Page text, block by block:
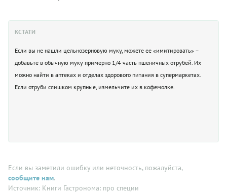
КСТАТИ
Если вы не нашли цельнозерновую муку, можете ее «имитировать» –
добавьте в обычную муку примерно 1/4 часть пшеничных отрубей. Их
можно найти в аптеках и отделах здорового питания в супермаркетах.
Если отруби слишком крупные, измельчите их в кофемолке.
Если вы заметили ошибку или неточность, пожалуйста,
сообщите нам.
Источник: Книги Гастронома: про специи